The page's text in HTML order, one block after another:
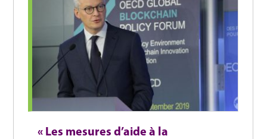
« Les mesures d’aide à la